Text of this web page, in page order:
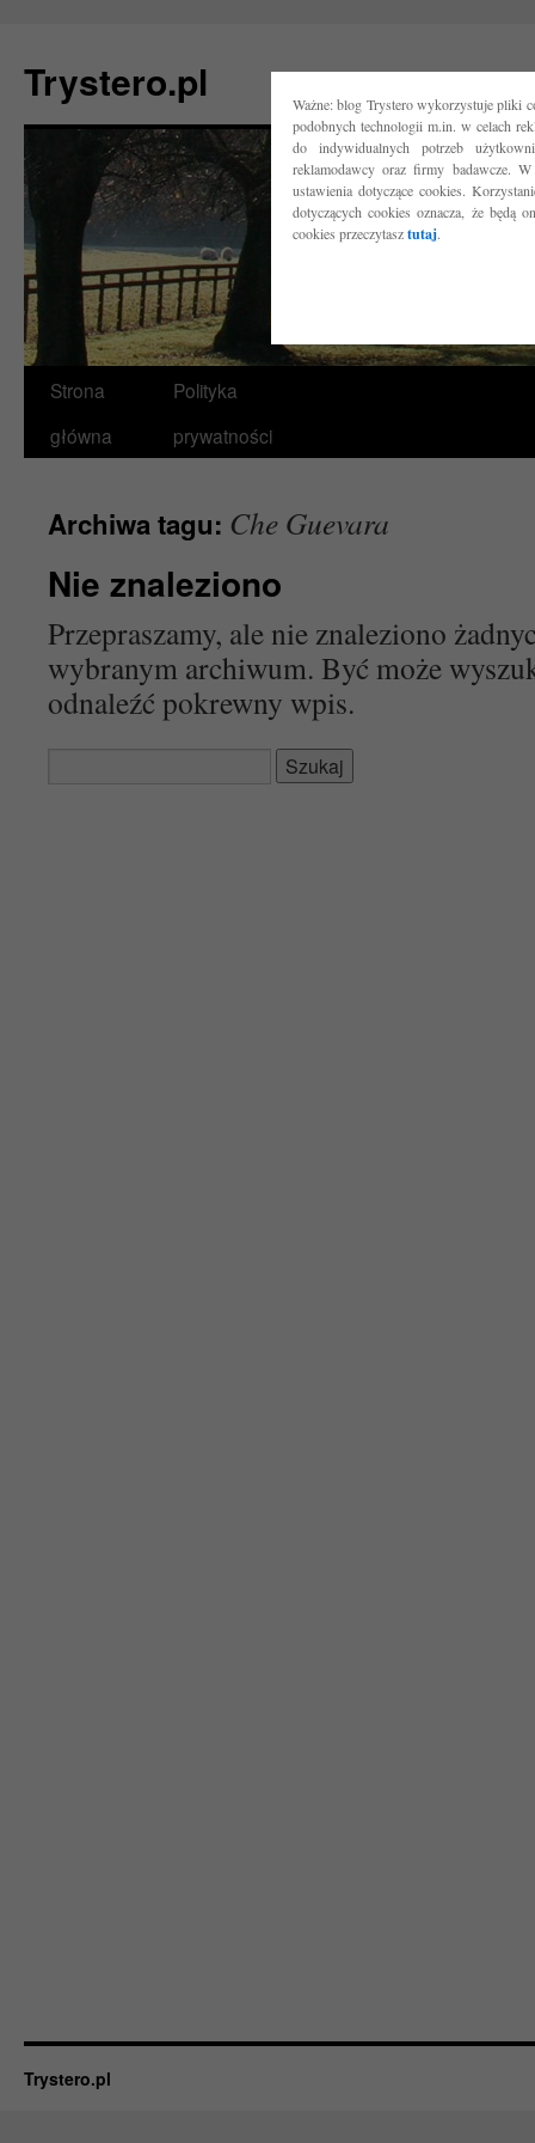
Ważne: blog Trystero wykorzystuje pliki
podobnych technologii m.in. w celach
do indywidualnych potrzeb
reklamodawcy oraz firmy badawcze.
ustawienia dotyczące cookies.
dotyczących cookies oznacza, że będą
cookies przeczytasztutaj.
Trystero.pl
Przejdź
do
Strona
główna
Polityka
prywatności
Archiwa tagu: Che Guevara
Nie znaleziono
Przepraszamy, ale nie znaleziono
wybranym archiwum. Być może
odnaleźć pokrewny wpis.
Trystero.pl